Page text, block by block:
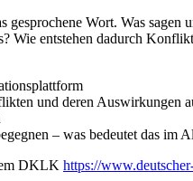
Wort. Was sagen
Wie entstehen dadurch
und deren Auswirkungen
– was bedeutet das im
DKLK https://